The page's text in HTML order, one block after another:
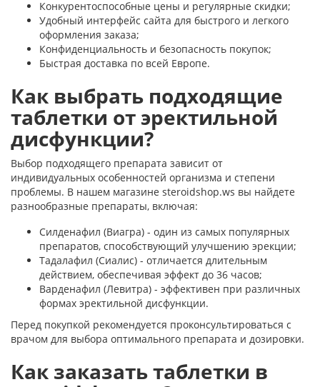
Конкурентоспособные цены и регулярные скидки;
Удобный интерфейс сайта для быстрого и легкого
оформления заказа;
Конфиденциальность и безопасность покупок;
Быстрая доставка по всей Европе.
Как выбрать подходящие
таблетки от эректильной
дисфункции?
Выбор подходящего препарата зависит от
индивидуальных особенностей организма и степени
проблемы. В нашем магазине steroidshop.ws вы найдете
разнообразные препараты, включая:
Силденафил (Виагра) - один из самых популярных
препаратов, способствующий улучшению эрекции;
Тадалафил (Сиалис) - отличается длительным
действием, обеспечивая эффект до 36 часов;
Варденафил (Левитра) - эффективен при различных
формах эректильной дисфункции.
Перед покупкой рекомендуется проконсультироваться с
врачом для выбора оптимального препарата и дозировки.
Как заказать таблетки в